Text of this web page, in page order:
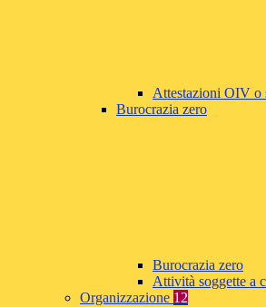
Attestazioni OIV o
Burocrazia zero
Burocrazia zero
Attività soggette a
Organizzazione 12